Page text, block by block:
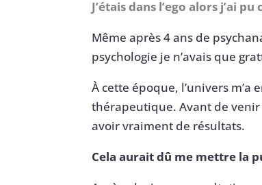
J’étais dans l’ego alors j’ai
Même après 4 ans de
psychologie je n’avais que
À cette époque, l’univers
thérapeutique. Avant de
avoir vraiment de résultats.
Cela aurait dû me mettre la